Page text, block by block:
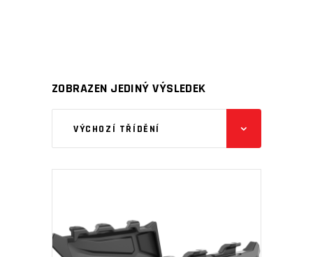
ZOBRAZEN JEDINÝ VÝSLEDEK
VÝCHOZÍ TŘÍDĚNÍ